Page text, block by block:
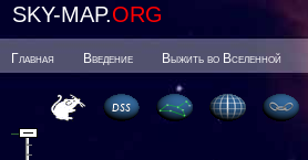
SKY-MAP.ORG
Главная Введение Выжить во Вселенной